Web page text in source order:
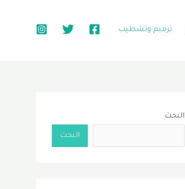
ترميم وتشطيب
البحث
البحث